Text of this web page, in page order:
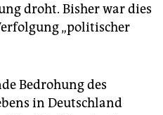
droht. Bisher war dies
„politischer
Bedrohung des
in Deutschland